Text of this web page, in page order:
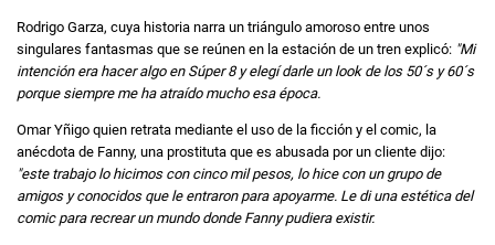
Rodrigo Garza, cuya historia narra un triángulo amoroso entre unos
singulares fantasmas que se reúnen en la estación de un tren explicó: "Mi
intención era hacer algo en Súper 8 y elegí darle un look de los 50´s y 60´s
porque siempre me ha atraído mucho esa época.
Omar Yñigo quien retrata mediante el uso de la ficción y el comic, la
anécdota de Fanny, una prostituta que es abusada por un cliente dijo:
"este trabajo lo hicimos con cinco mil pesos, lo hice con un grupo de
amigos y conocidos que le entraron para apoyarme. Le di una estética del
comic para recrear un mundo donde Fanny pudiera existir.